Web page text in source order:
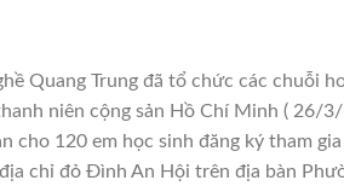
Quang Trung đã tổ chức các chuỗi
niên cộng sản Hồ Chí Minh ( 26/
cho 120 em học sinh đăng ký tham
chỉ đỏ Đình An Hội trên địa bàn